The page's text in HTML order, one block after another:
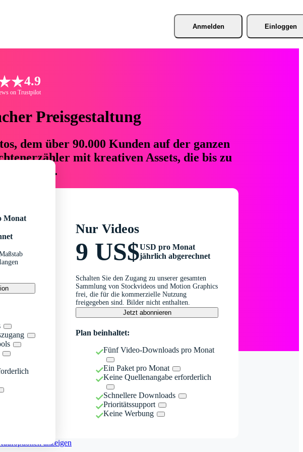
Anmelden Einloggen
4.9
on Trustpilot
Preisgestaltung
dem über 90.000 Kunden auf der ganzen
mit kreativen Assets, die bis zu
Monat
Nur Videos
9 US$USD pro Monat
jährlich abgerechnet
Schalten Sie den Zugang zu unserer gesamten
Sammlung von Stockvideos und Motion Graphics
frei, die für die kommerzielle Nutzung
freigegeben sind. Bilder nicht enthalten.
Jetzt abonnieren
Plan beinhaltet:
Fünf Video-Downloads pro Monat
Ein Paket pro Monat
Keine Quellenangabe erforderlich
Schnellere Downloads
Prioritätssupport
Keine Werbung
anzeigen